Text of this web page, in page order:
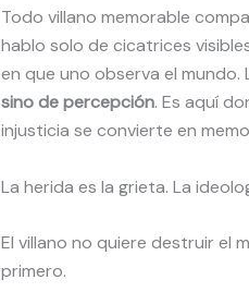
Todo villano memorable
hablo solo de cicatrices
en que uno observa el mundo.
sino de percepción. Es aquí
injusticia se convierte en
La herida es la grieta. La
El villano no quiere destruir el
primero.